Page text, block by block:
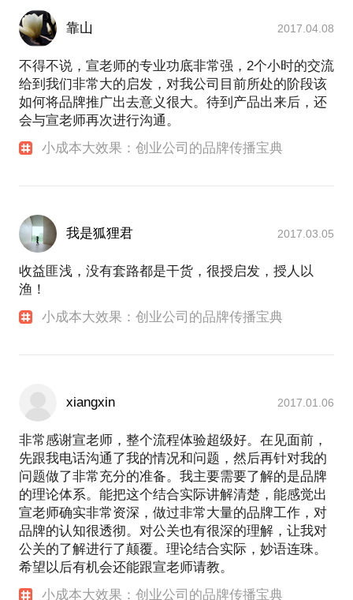
靠山 2017.04.08
不得不说，宣老师的专业功底非常强，2个小时的交流
给到我们非常大的启发，对我公司目前所处的阶段该
如何将品牌推广出去意义很大。待到产品出来后，还
会与宣老师再次进行沟通。
小成本大效果：创业公司的品牌传播宝典
我是狐狸君 2017.03.05
收益匪浅，没有套路都是干货，很授启发，授人以
渔！
小成本大效果：创业公司的品牌传播宝典
xiangxin 2017.01.06
非常感谢宣老师，整个流程体验超级好。在见面前，
先跟我电话沟通了我的情况和问题，然后再针对我的
问题做了非常充分的准备。我主要需要了解的是品牌
的理论体系。能把这个结合实际讲解清楚，能感觉出
宣老师确实非常资深，做过非常大量的品牌工作，对
品牌的认知很透彻。对公关也有很深的理解，让我对
公关的了解进行了颠覆。理论结合实际，妙语连珠。
希望以后有机会还能跟宣老师请教。
小成本大效果：创业公司的品牌传播宝典